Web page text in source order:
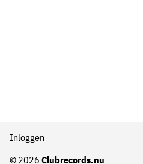
© 2026 Clubrecords.nu
Inloggen